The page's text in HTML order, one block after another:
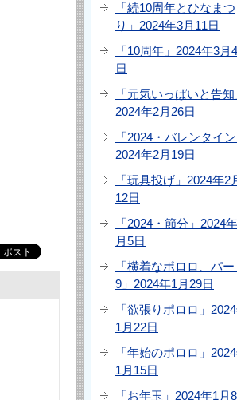
「続10周年とひなまつ
り」2024年3月11日
「10周年」2024年3月4
日
「元気いっぱいと告知
2024年2月26日
「2024・バレンタイン
2024年2月19日
「玩具投げ」2024年2
12日
「2024・節分」2024
月5日
「横着なポロロ、パー
9」2024年1月29日
「欲張りポロロ」
1月22日
「年始のポロロ」
1月15日
「お年玉」2024年1月